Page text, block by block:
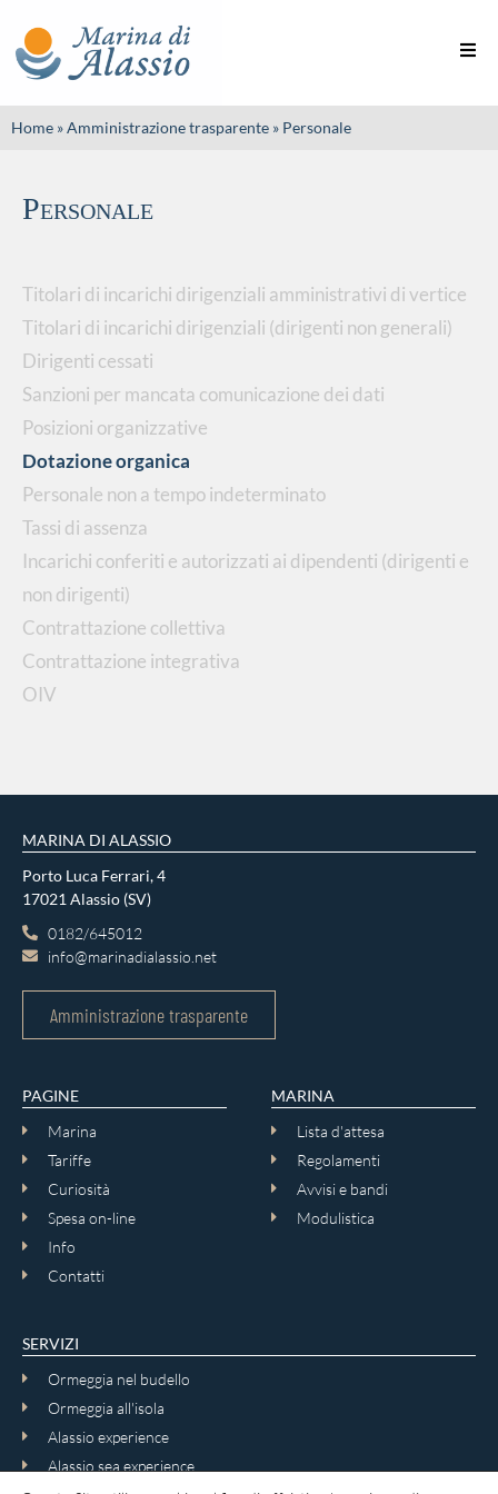
Home »Amministrazione trasparente » Personale
Personale
Titolari di incarichi dirigenziali amministrativi di vertice
Titolari di incarichi dirigenziali (dirigenti non generali)
Dirigenti cessati
Sanzioni per mancata comunicazione dei dati
Posizioni organizzative
Dotazione organica
Personale non a tempo indeterminato
Tassi di assenza
Incarichi conferiti e autorizzati ai dipendenti (dirigenti e
non dirigenti)
Contrattazione collettiva
Contrattazione integrativa
OIV
MARINA DI ALASSIO
Porto Luca Ferrari, 4
17021 Alassio (SV)
0182/645012
info@marinadialassio.net
Amministrazione trasparente
PAGINE
Marina
Tariffe
Curiosità
Spesa on-line
Info
Contatti
MARINA
Lista d'attesa
Regolamenti
Avvisi e bandi
Modulistica
SERVIZI
Ormeggia nel budello
Ormeggia all'isola
Alassio experience
Alassio sea experience